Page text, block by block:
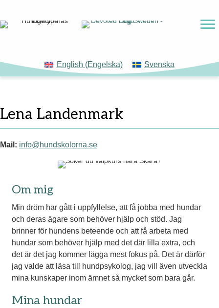
English (Engelska) Svenska
Lena Landenmark
Mail: info@hundskolorna.se
Om mig
Min dröm har gått i uppfyllelse, att få jobba med hundar
och deras ägare som behöver hjälp och stöd. Jag
brinner för hundens beteende och att få arbeta med
hundar som behöver hjälp med det där lilla extra, och
det är det jag kommer lägga mest fokus på. Det är därför
jag valde att läsa till hundpsykolog, jag vill även utveckla
mina kunskaper inom ämnet så mycket som bara går.
Mina hundar